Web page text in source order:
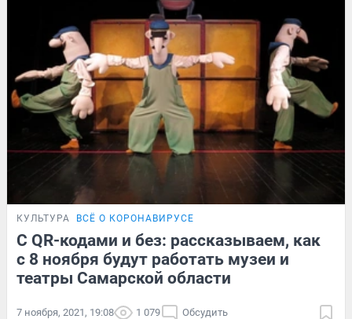
КУЛЬТУРА ВСЁ О КОРОНАВИРУСЕ
С QR-кодами и без: рассказываем, как
с 8 ноября будут работать музеи и
театры Самарской области
7 ноября, 2021, 19:08 1 079 Обсудить